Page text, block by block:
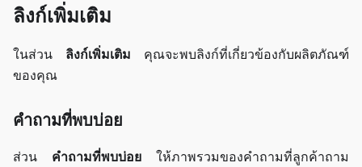
ลิงก์เพิ่มเติม
ในส่วน ลิงก์เพิ่มเติม คุณจะพบลิงก์ที่เกี่ยวข้องกับผลิตภัณฑ์
ของคุณ
คำถามที่พบบ่อย
ส่วน คำถามที่พบบ่อย ให้ภาพรวมของคำถามที่ลูกค้าถาม